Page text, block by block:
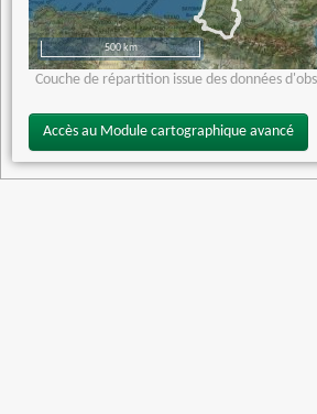
500 km
Couche de répartition issue des données
Accès au Module cartographique avancé